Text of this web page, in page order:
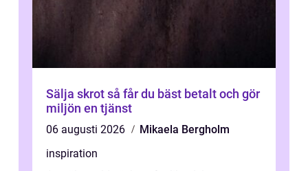
Sälja skrot så får du bäst betalt och gör
miljön en tjänst
06 augusti 2026
Mikaela Bergholm
inspiration